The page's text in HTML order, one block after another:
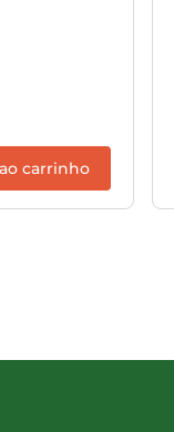
carrinho